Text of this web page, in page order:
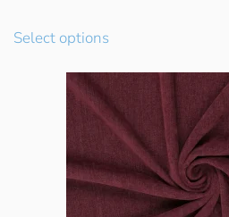
Select options